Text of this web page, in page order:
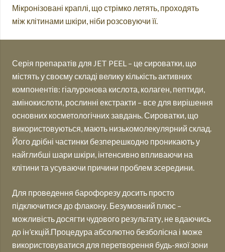
Мікронізовані краплі, що стрімко летять, проходять
між клітинами шкіри, ніби розсовуючи її.
Серія препаратів для JET PEEL – це сироватки, що
містять у своєму складі велику кількість активних
компонентів: гіалуронова кислота, колаген, пептиди,
амінокислоти, рослинні екстракти – все для вирішення
основних косметологічних завдань. Сироватки, що
використовуються, мають низькомолекулярний склад.
Його дрібні частинки безперешкодно проникають у
найглибші шари шкіри, інтенсивно впливаючи на
клітини та усуваючи причини проблем зсередини.
Для проведення барофорезу досить просто
підключитися до флакону. Безумовний плюс –
можливість досягти чудового результату, не вдаючись
до ін’єкцій.Процедура абсолютно безболісна і може
використовуватися для перетворення будь-якої зони